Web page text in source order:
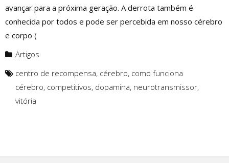
avançar para a próxima geração. A derrota também é
conhecida por todos e pode ser percebida em nosso cérebro
e corpo (
Artigos
centro de recompensa, cérebro, como funciona
cérebro, competitivos, dopamina, neurotransmissor,
vitória